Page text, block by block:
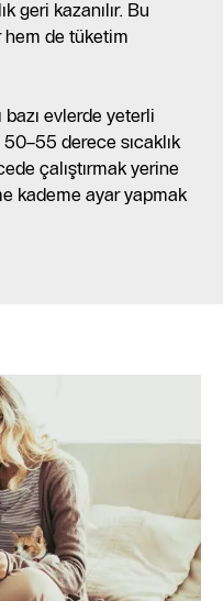
geri kazanılır. Bu
hem de tüketim
bazı evlerde yeterli
50–55 derece sıcaklık
çalıştırmak yerine
kademe ayar yapmak